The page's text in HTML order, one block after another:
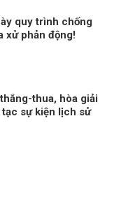
quy trình chống
xử phản động!
thua, hòa giải
sự kiện lịch sử